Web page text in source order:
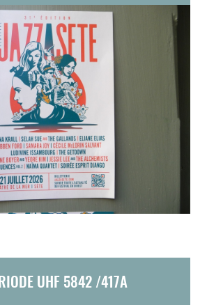
UHF 5842 /417A